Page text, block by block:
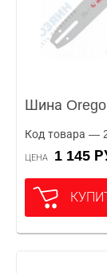
Шина
Код товара —
ЦЕНА 1 145